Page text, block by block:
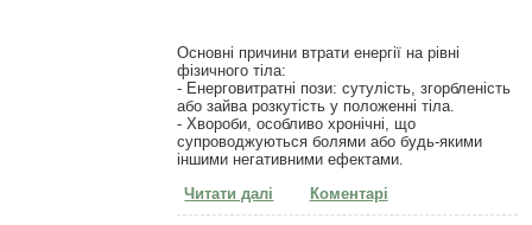
Основні причини втрати енергії на рівні
фізичного тіла:
- Енерговитратні пози: сутулість, згорбленість
або зайва розкутість у положенні тіла.
- Хвороби, особливо хронічні, що
супроводжуються болями або будь-якими
іншими негативними ефектами.
Читати далі про Чому ми втрачаємо
енергію?
Коментарі